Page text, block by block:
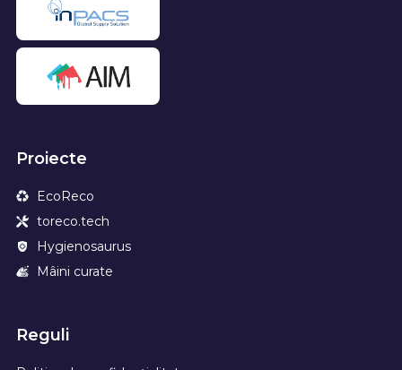
Proiecte
EcoReco
toreco.tech
Hygienosaurus
Mâini curate
Reguli